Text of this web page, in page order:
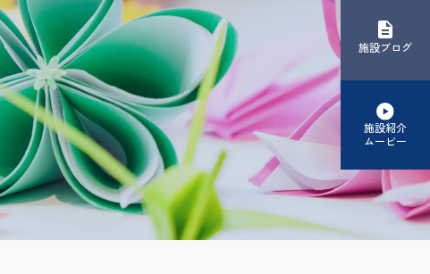
施設ブログ
施設紹介
ムービー